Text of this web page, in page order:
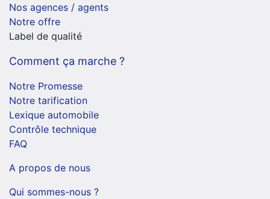
Nos agences / agents
Notre offre
Label de qualité
Comment ça marche ?
Notre Promesse
Notre tarification
Lexique automobile
Contrôle technique
FAQ
A propos de nous
Qui sommes-nous ?